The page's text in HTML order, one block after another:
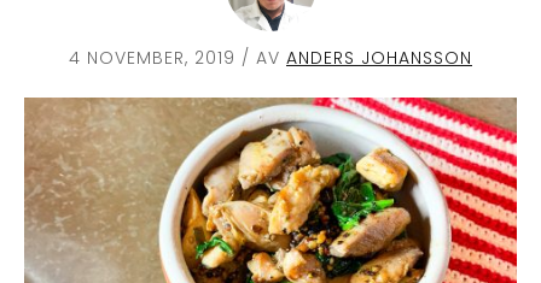
4 NOVEMBER, 2019 / AV ANDERS JOHANSSON